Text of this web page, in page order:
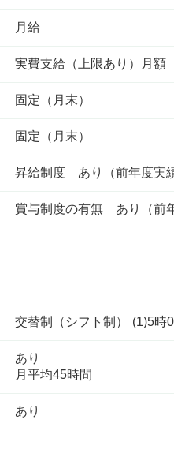
月給
実費支給（上限あり）月
固定（月末）
固定（月末）
昇給制度 あり（前年度実
賞与制度の有無 あり（前
交替制（シフト制） (1)5時
あり
月平均45時間
あり